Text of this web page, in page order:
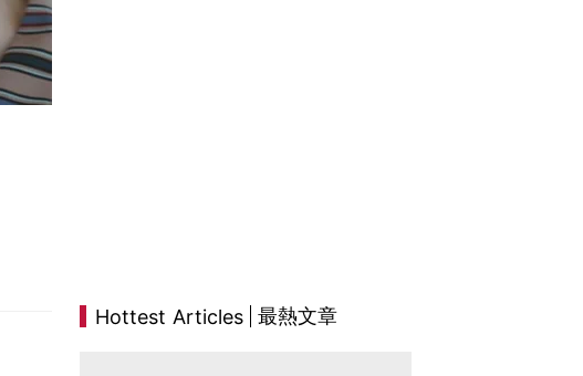
Hottest Articles 最熱文章